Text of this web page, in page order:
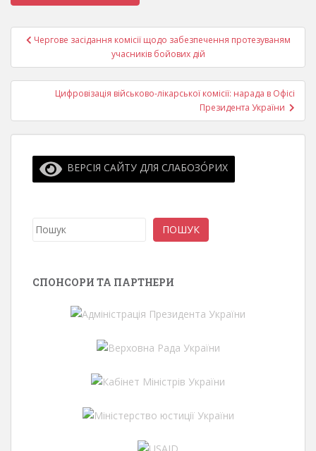
Навігація
Чергове засідання комісії щодо забезпечення протезуваням
учасників бойових дій
Цифровізація військово-лікарської комісії: нарада в Офісі
Президента України
ВЕРСІЯ САЙТУ ДЛЯ СЛАБОЗО́РИХ
Пошук ПОШУК
СПОНСОРИ ТА ПАРТНЕРИ